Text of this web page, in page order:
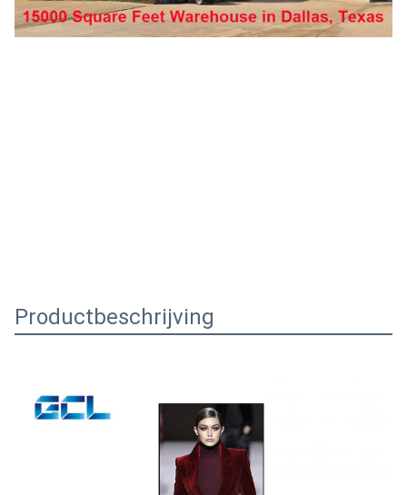
Productbeschrijving